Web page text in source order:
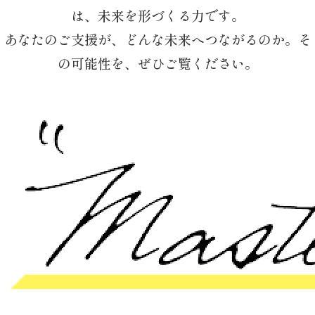
は、未来を形づくる力です。
あなたのご支援が、どんな未来へつながるのか。そ
の可能性を、ぜひご覧ください。